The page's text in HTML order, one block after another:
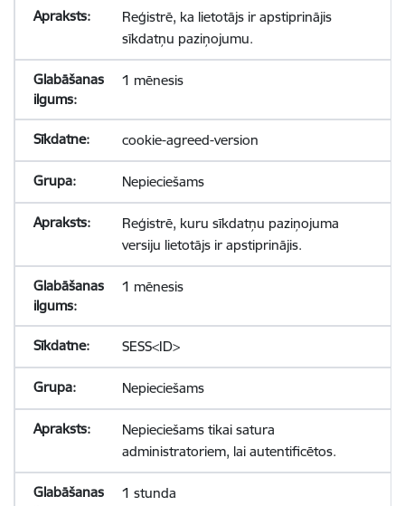
Reģistrē, ka lietotājs ir apstiprinājis
sīkdatņu paziņojumu.
1 mēnesis
cookie-agreed-version
Nepieciešams
Reģistrē, kuru sīkdatņu paziņojuma
versiju lietotājs ir apstiprinājis.
1 mēnesis
SESS<ID>
Nepieciešams
Nepieciešams tikai satura
administratoriem, lai autentificētos.
1 stunda